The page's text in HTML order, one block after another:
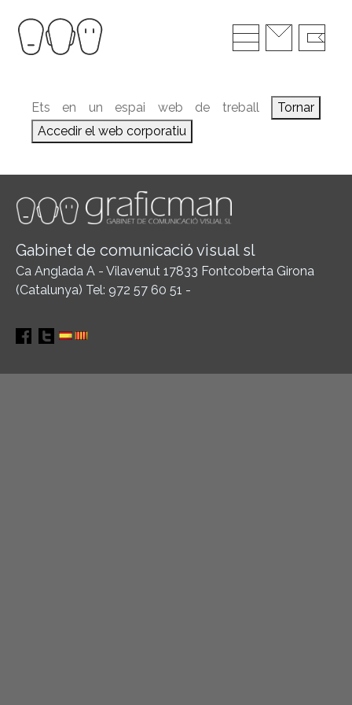
Ets en un espai web de treball
Tornar
Accedir el web corporatiu
Gabinet de comunicació visual sl
Ca Anglada A - Vilavenut 17833 Fontcoberta Girona
(Catalunya) Tel: 972 57 60 51 -